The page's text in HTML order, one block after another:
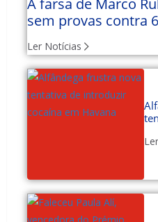
A farsa de Marco
sem provas contra
Ler Notícias